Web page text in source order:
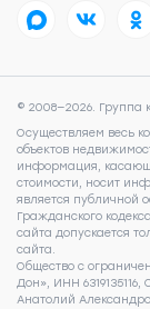
© 2008—2026.
Осуществляем весь
объектов
информация,
стоимости, носит
является публичной
Гражданского
сайта допускается
сайта.
Общество с
Дон», ИНН
Анатолий